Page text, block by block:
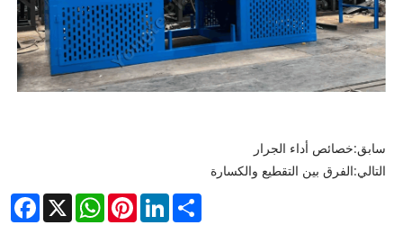
سابق:خصائص أداء الجرار
التالي:الفرق بين التقطيع والكسارة
X
WhatsAppPinterestLinkedInShare